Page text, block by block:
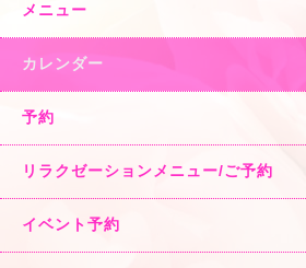
メニュー
カレンダー
予約
リラクゼーションメニュー/ご予約
イベント予約